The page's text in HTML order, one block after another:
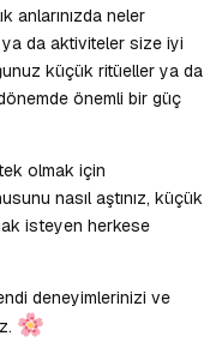
anlarınızda neler
da aktiviteler size iyi
küçük ritüeller ya da
önemli bir güç
olmak için
nasıl aştınız, küçük
isteyen herkese
deneyimlerinizi ve